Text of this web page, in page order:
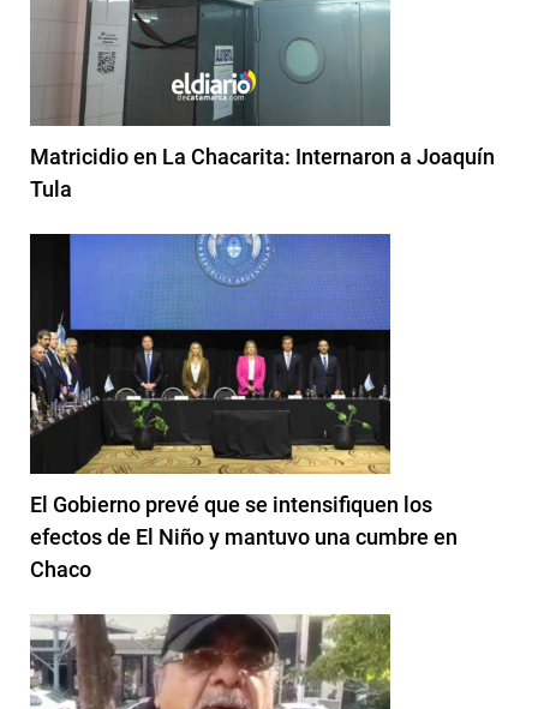
Matricidio en La Chacarita: Internaron a Joaquín
Tula
El Gobierno prevé que se intensifiquen los
efectos de El Niño y mantuvo una cumbre en
Chaco